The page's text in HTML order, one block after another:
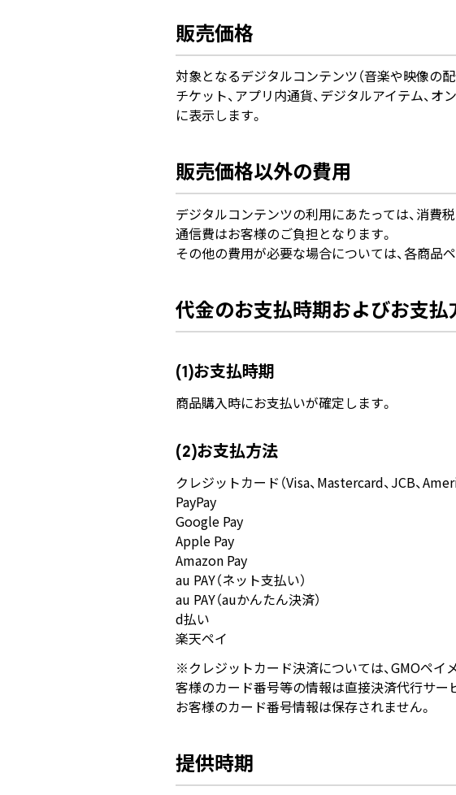
販売価格
対象となるデジタルコンテンツ（音楽や映像の
チケット、アプリ内通貨、デジタルアイテム、
に表示します。
販売価格以外の費用
デジタルコンテンツの利用にあたっては、消費
通信費はお客様のご負担となります。
その他の費用が必要な場合については、各商品
代金のお支払時期およびお支払
(1)お支払時期
商品購入時にお支払いが確定します。
(2)お支払方法
クレジットカード（Visa、Mastercard、JCB、
PayPay
Google Pay
Apple Pay
Amazon Pay
au PAY（ネット支払い）
au PAY（auかんたん決済）
d払い
楽天ペイ
※クレジットカード決済については、GMOペ
客様のカード番号等の情報は直接決済代行サー
お客様のカード番号情報は保存されません。
提供時期